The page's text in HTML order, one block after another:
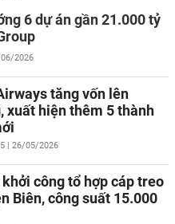
6 dự án gần 21.000 tỷ
2026
tăng vốn lên
xuất hiện thêm 5 thành
| 26/05/2026
công tổ hợp cáp treo
Biên, công suất 15.000